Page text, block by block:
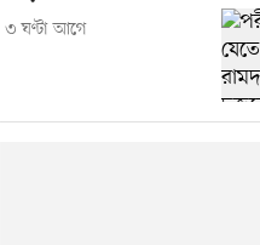
৩ ঘণ্টা আগে